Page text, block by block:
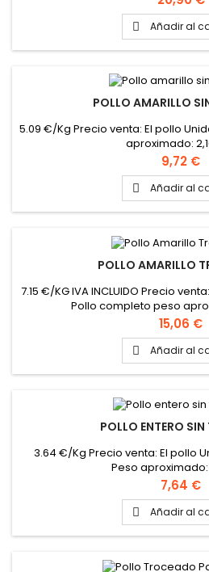
 Añadir al
POLLO AMARILLO
5.09 €/Kg Precio venta: El pollo
aproximado:
Precio
9,72 €
 Añadir al
POLLO AMARILLO
7.15 €/KG IVA INCLUIDO Precio
Pollo completo peso
Precio
15,06 €
 Añadir al
POLLO ENTERO
3.64 €/Kg Precio venta: El pollo
Peso aproximado:
Precio
7,64 €
 Añadir al